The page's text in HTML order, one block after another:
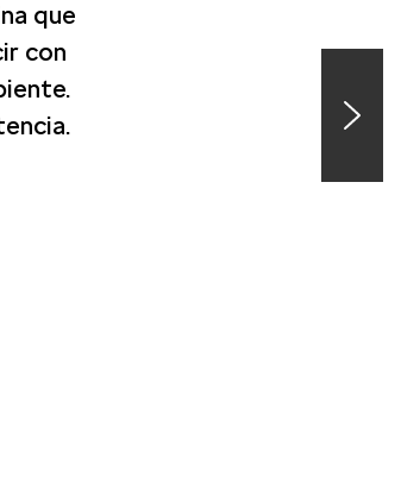
que
con